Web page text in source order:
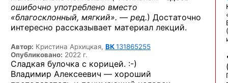
ошибочно употреблено вместо
«благосклонный, мягкий». — ред.) Достаточно
интересно рассказывает материал лекций.
Автор: Кристина Архицкая, ВК131865255
Опубликовано: 2022 г.
Сладкая булочка с корицей. :-)
Владимир Алексеевич — хороший
(